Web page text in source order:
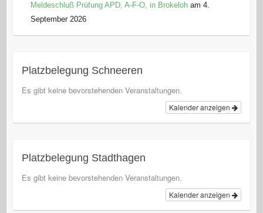
Meldeschluß Prüfung APD, A-F-O, in Brokeloham 4.
September 2026
Platzbelegung Schneeren
Es gibt keine bevorstehenden Veranstaltungen.
Kalender anzeigen
Platzbelegung Stadthagen
Es gibt keine bevorstehenden Veranstaltungen.
Kalender anzeigen